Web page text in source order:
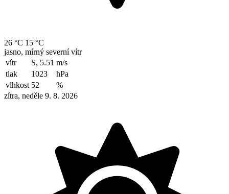
26 °C 15 °C
jasno, mírný severní vítr
vítr
S, 5.51 m/s
tlak
1023
hPa
vlhkost 52
%
zítra, neděle 9. 8. 2026